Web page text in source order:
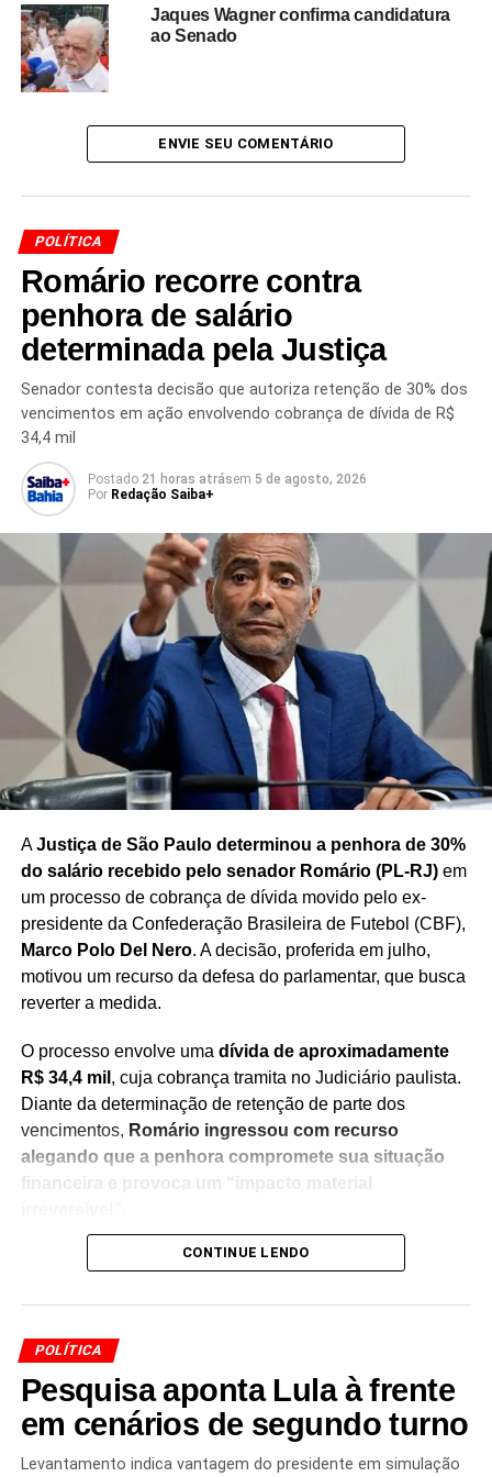
Redação Saiba+
CHAPADA DIAMANTINA
FEDERAÇÃO PARTIDÁRIA.
MÁRIO NEGROMONTE JR.
POLÍTICA BAIANA
PROGRESSISTAS
TCM BAHIA UNIÃO BRASIL
PRÓXIMO
Lula acumula R$ 389 bilhões em gastos fora da
meta fiscal no terceiro mandato
NÃO PERCA
Rui Costa chama Eduardo Bolsonaro de “traidor”
por articular sanções dos EUA contra o Brasil
Jaques Wagner confirma candidatura
ao Senado
ENVIE SEU COMENTÁRIO
POLÍTICA
Romário recorre contra
penhora de salário
determinada pela Justiça
Senador contesta decisão que autoriza retenção de 30% dos
vencimentos em ação envolvendo cobrança de dívida de R$
34,4 mil
Postado 21 horas atrásem 5 de agosto, 2026
Por Redação Saiba+
AJustiça de São Paulo determinou a penhora de 30%
do salário recebido pelo senador Romário (PL-RJ)em
um processo de cobrança de dívida movido pelo ex-
presidente da Confederação Brasileira de Futebol (CBF),
Marco Polo Del Nero. A decisão, proferida em julho,
motivou um recurso da defesa do parlamentar, que busca
reverter a medida.
O processo envolve uma dívida de aproximadamente
R$ 34,4 mil , cuja cobrança tramita no Judiciário paulista.
Diante da determinação de retenção de parte dos
vencimentos, Romário ingressou com recurso
alegando que a penhora compromete sua situação
financeira e provoca um “impacto material
Na manifestação apresentada à Justiça, a defesa do
seria ilegal, argumentando que a medida afeta recursos
utilizados para sua manutenção pessoal e despesas do
cotidiano. O recurso solicita a revisão da decisão e a
suspensão da penhora enquanto o caso continua em
análise.
O episódio acrescenta um novo capítulo à disputa judicial
CONTINUE LENDO
POLÍTICA
Pesquisa aponta Lula à frente
em cenários de segundo turno
Levantamento indica vantagem do presidente em simulação